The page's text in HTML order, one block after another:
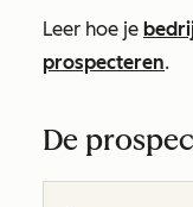
Leer hoe je
prospecteren.
De